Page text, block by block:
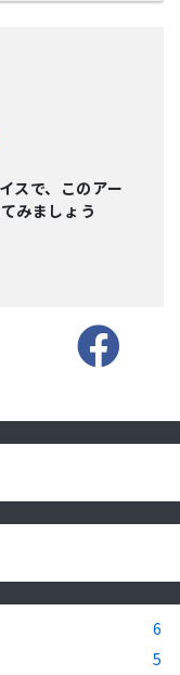
スで、このアー
みましょう
6
5